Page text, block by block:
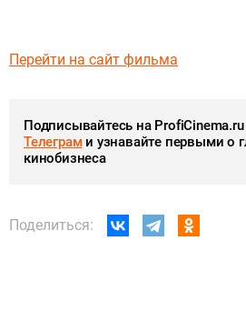
Перейти на сайт фильма
Подписывайтесь на ProfiCinema.ru
Телеграми узнавайте первыми о
кинобизнеса
Поделиться: